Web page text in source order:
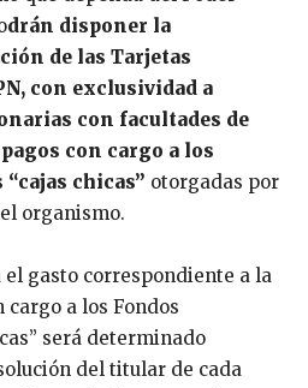
drán disponer la
de las Tarjetas
con exclusividad a
con facultades de
con cargo a los
chicas” otorgadas por
organismo.
gasto correspondiente a la
cargo a los Fondos
será determinado
del titular de cada